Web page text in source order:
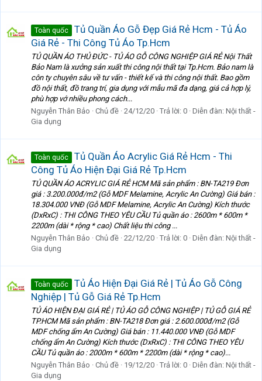
Toàn quốc
Tủ Quần Áo Gỗ Đẹp Giá Rẻ Hcm - Tủ Áo
Giá Rẻ - Thi Công Tủ Áo Tp.Hcm
TỦ QUẦN ÁO THỦ ĐỨC - TỦ ÁO GỖ CÔNG NGHIỆP GIÁ RẺ Nội Thất
Bảo Nam là xưởng sản xuất thi công nội thất tại Tp.Hcm. Bảo nam là
côn ty chuyên sâu về tư vấn - thiết kế và thi công nội thất. Bao gồm
đồ nội thất, đồ trang trí, gia dụng với mẫu mã đa dạng, giá cả hợp lý,
phù hợp vớ nhiều phong cách...
Nguyễn Thân Bảo
Chủ đề 24/12/20 Trả lời: 0 Diễn đàn: Nội thất -
Gia dụng
Toàn quốc
Tủ Quần Áo Acrylic Giá Rẻ Hcm - Thi
Công Tủ Áo Hiện Đại Giá Rẻ Tp.Hcm
TỦ QUẦN ÁO ACRYLIC GIÁ RẺ HCM Mã sản phẩm : BN-TA219 Đơn
giá : 3.200.000đ/m2 (Gỗ MDF Melamine, Acrylic An Cường) Giá bán :
18.304.000 VNĐ (Gỗ MDF Melamine, Acrylic An Cường) Kích thước
(DxRxC) : THI CÔNG THEO YÊU CẦU Tủ quần áo : 2600m * 600m *
2200m (dài * rộng * cao) Chất liệu thi công ...
Nguyễn Thân Bảo
Chủ đề 22/12/20 Trả lời: 0 Diễn đàn: Nội thất -
Gia dụng
Toàn quốc
Tủ Áo Hiện Đại Giá Rẻ | Tủ Áo Gỗ Công
Nghiệp | Tủ Gỗ Giá Rẻ Tp.Hcm
TỦ ÁO HIỆN ĐẠI GIÁ RẺ | TỦ ÁO GỖ CÔNG NGHIỆP | TỦ GỖ GIÁ RẺ
TP.HCM Mã sản phẩm : BN-TA218 Đơn giá : 2.600.000đ/m2 (Gỗ
MDF chống ẩm An Cường) Giá bán : 11.440.000 VNĐ (Gỗ MDF
chống ẩm An Cường) Kích thước (DxRxC) : THI CÔNG THEO YÊU
CẦU Tủ quần áo : 2000m * 600m * 2200m (dài * rộng * cao)...
Nguyễn Thân Bảo
Chủ đề 19/12/20 Trả lời: 0 Diễn đàn: Nội thất -
Gia dụng